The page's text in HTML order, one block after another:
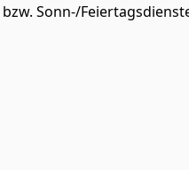
Sonn-/